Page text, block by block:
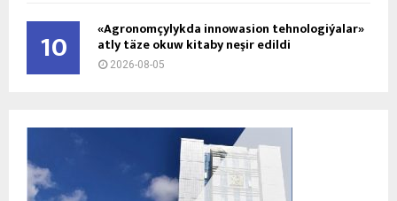
10 «Agronomçylykda innowasion tehnologiýalar»
atly täze okuw kitaby neşir edildi
2026-08-05